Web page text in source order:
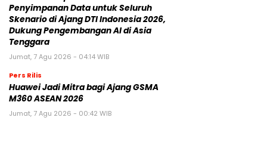
Penyimpanan Data untuk Seluruh
Skenario di Ajang DTI Indonesia 2026,
Dukung Pengembangan AI di Asia
Tenggara
Jumat, 7 Agu 2026 - 04:14 WIB
Pers Rilis
Huawei Jadi Mitra bagi Ajang GSMA
M360 ASEAN 2026
Jumat, 7 Agu 2026 - 00:42 WIB